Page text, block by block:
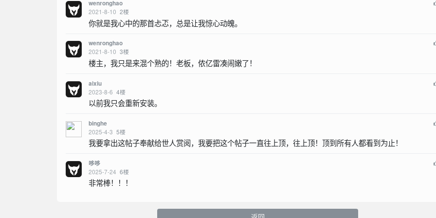
wenronghao
2021-8-10 2楼
你就是我心中的那首忐忑，总是让我惊心动魄。
wenronghao
2021-8-10 3楼
楼主，我只是来混个熟的！老板，侬亿雷凑闹嫩了！
aixiu
2023-8-6 4楼
以前我只会重新安装。
binghe
2025-4-3 5楼
我要拿出这帖子奉献给世人赏阅，我要把这个帖子一直往上顶，往上顶！顶到所有人都看到为止！
哆哆
2025-7-24 6楼
非常棒！！！